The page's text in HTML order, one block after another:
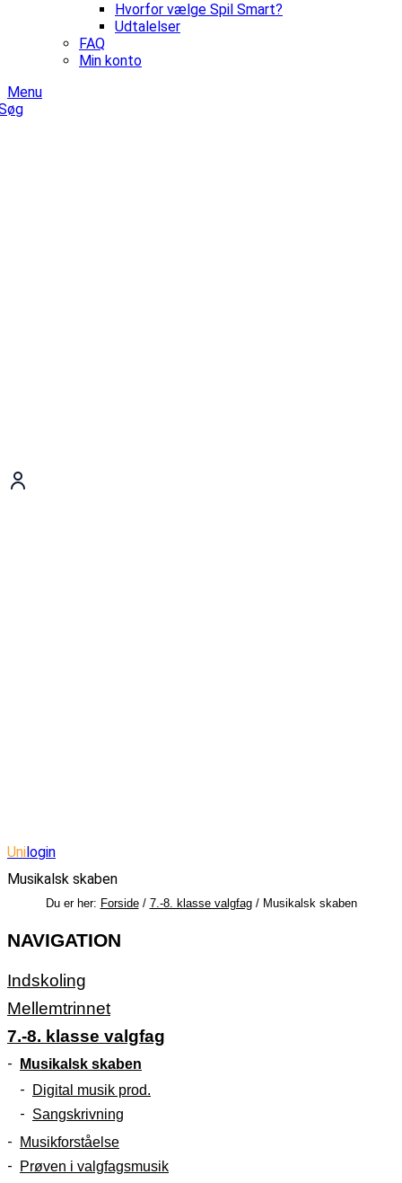
Hvorfor vælge Spil Smart?
Udtalelser
FAQ
Min konto
Menu
Unilogin
Musikalsk skaben
Forside/ 7.-8. klasse valgfag/ Musikalsk skaben
NAVIGATION
7.-8. klasse valgfag
Musikalsk skaben
Digital musik prod.
Sangskrivning
Musikforståelse
Prøven i valgfagsmusik
Indskoling
Mellemtrinnet